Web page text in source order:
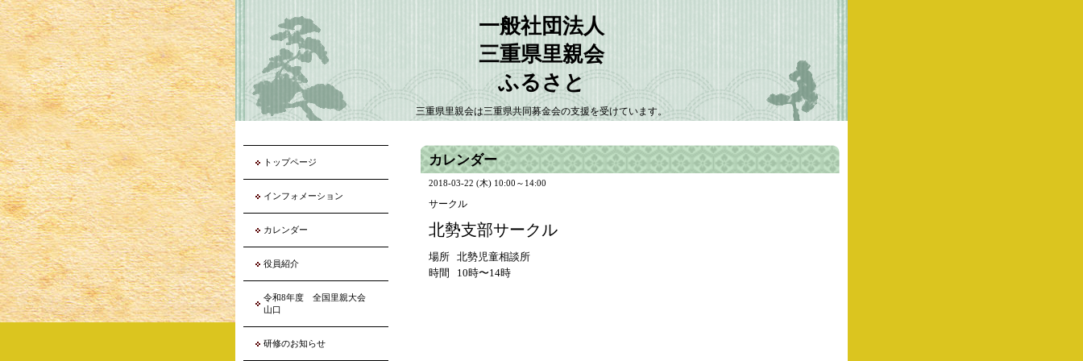
一般社団法人
三重県里親会
ふるさと
三重県里親会は三重県共同募金会の支援を受けています。
カレンダー
2018-03-22 (木) 10:00～14:00
サークル
北勢支部サークル
場所 北勢児童相談所
時間 10時〜14時
トップページ
インフォメーション
カレンダー
役員紹介
令和8年度 全国里親大会
山口
研修のお知らせ